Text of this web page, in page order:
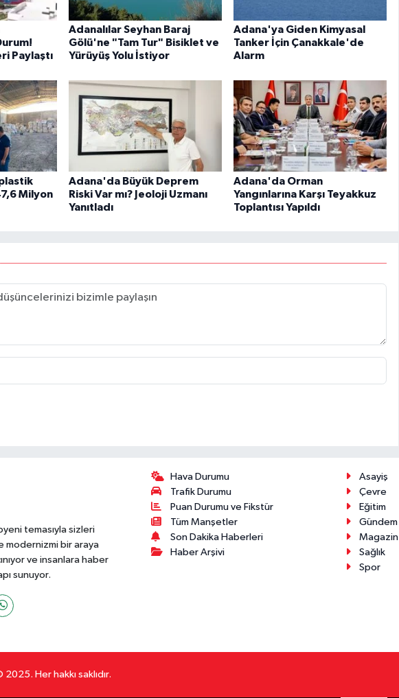
Paylaştı
Adanalılar Seyhan Baraj
Gölü'ne "Tam Tur" Bisiklet ve
Yürüyüş Yolu İstiyor
Adana'ya Giden Kimyasal
Tanker İçin Çanakkale'de
Alarm
Milyon
Adana'da Büyük Deprem
Riski Var mı? Jeoloji Uzmanı
Yanıtladı
Adana'da Orman
Yangınlarına Karşı Teyakkuz
Toplantısı Yapıldı
temasıyla sizleri
modernizmi bir araya
ve insanlara haber
sunuyor.
Hava Durumu
Trafik Durumu
Puan Durumu ve Fikstür
Tüm Manşetler
Son Dakika Haberleri
Haber Arşivi
Asayiş
Çevre
Eğitim
Gündem
Magazin
Sağlık
Spor
Her hakkı saklıdır.